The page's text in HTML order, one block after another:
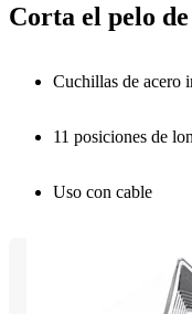
Corta el pelo
Cuchillas de acero
11 posiciones de
Uso con cable